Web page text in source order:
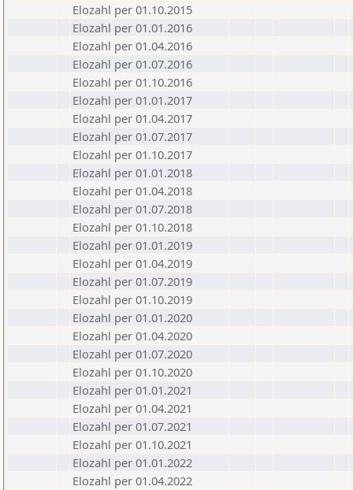
Elozahl per 01.10.2015
Elozahl per 01.01.2016
Elozahl per 01.04.2016
Elozahl per 01.07.2016
Elozahl per 01.10.2016
Elozahl per 01.01.2017
Elozahl per 01.04.2017
Elozahl per 01.07.2017
Elozahl per 01.10.2017
Elozahl per 01.01.2018
Elozahl per 01.04.2018
Elozahl per 01.07.2018
Elozahl per 01.10.2018
Elozahl per 01.01.2019
Elozahl per 01.04.2019
Elozahl per 01.07.2019
Elozahl per 01.10.2019
Elozahl per 01.01.2020
Elozahl per 01.04.2020
Elozahl per 01.07.2020
Elozahl per 01.10.2020
Elozahl per 01.01.2021
Elozahl per 01.04.2021
Elozahl per 01.07.2021
Elozahl per 01.10.2021
Elozahl per 01.01.2022
Elozahl per 01.04.2022